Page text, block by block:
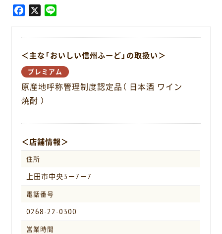
b
o
o
k
X
＜主な「おいしい信州ふーど」の取扱い＞
プレミアム
原産地呼称管理制度認定品（ 日本酒 ワイン
焼酎 ）
＜店舗情報＞
住所
上田市中央3－7－7
電話番号
0268-22-0300
営業時間